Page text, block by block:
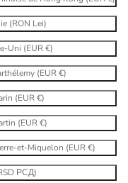
(RON Lei)
Uni (EUR €)
(EUR €)
(EUR €)
(EUR €)
et-Miquelon (EUR €)
РСД)